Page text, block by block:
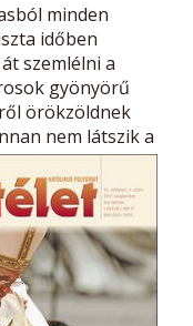
minden
időben
szemlélni a
gyönyörű
örökzöldnek
nem látszik a